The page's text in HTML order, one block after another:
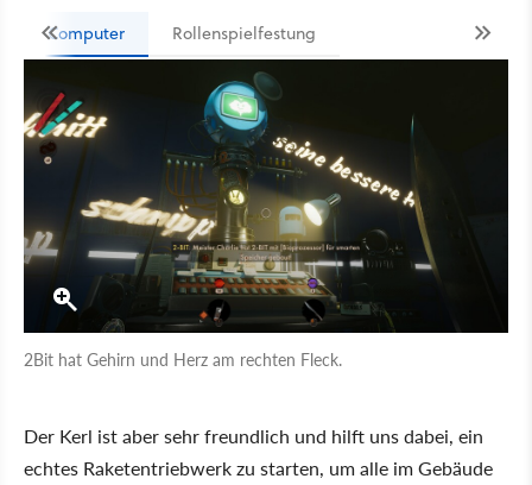
Computer Rollenspielfestung
2Bit hat Gehirn und Herz am rechten Fleck.
Der Kerl ist aber sehr freundlich und hilft uns dabei, ein
echtes Raketentriebwerk zu starten, um alle im Gebäude